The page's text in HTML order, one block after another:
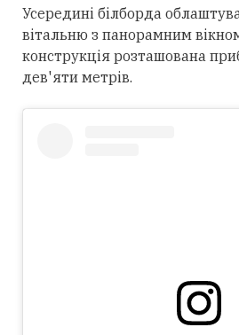
Усередині білборда
вітальню з панорамним
конструкція розташована
дев'яти метрів.